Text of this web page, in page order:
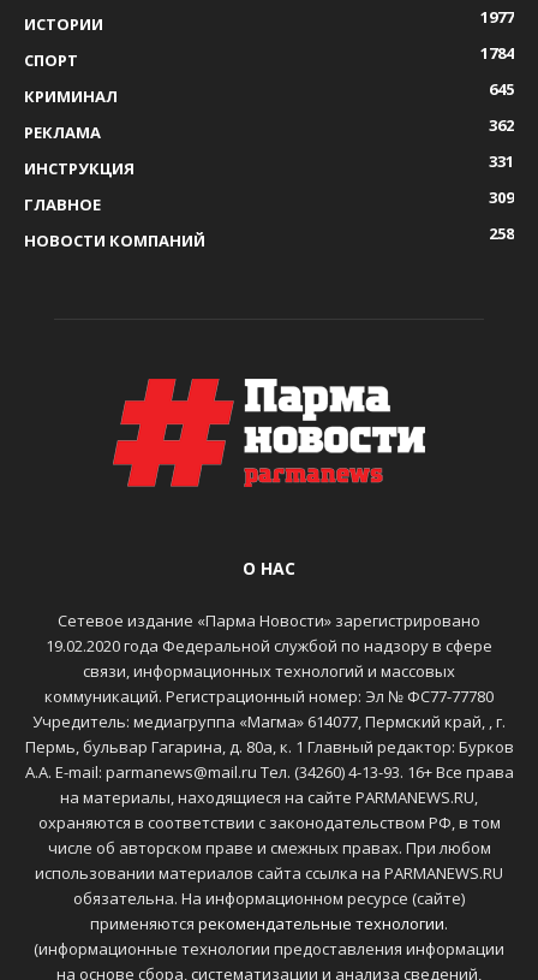
ИСТОРИИ
1977
СПОРТ
1784
КРИМИНАЛ
645
РЕКЛАМА
362
ИНСТРУКЦИЯ
331
ГЛАВНОЕ
309
НОВОСТИ КОМПАНИЙ
258
О НАС
Сетевое издание «Парма Новости» зарегистрировано
19.02.2020 года Федеральной службой по надзору в сфере
связи, информационных технологий и массовых
коммуникаций. Регистрационный номер: Эл № ФС77-77780
Учредитель: медиагруппа «Магма» 614077, Пермский край, , г.
Пермь, бульвар Гагарина, д. 80а, к. 1 Главный редактор: Бурков
А.А. E-mail: parmanews@mail.ru Тел. (34260) 4-13-93. 16+ Все права
на материалы, находящиеся на сайте PARMANEWS.RU,
охраняются в соответствии с законодательством РФ, в том
числе об авторском праве и смежных правах. При любом
использовании материалов сайта ссылка на PARMANEWS.RU
обязательна. На информационном ресурсе (сайте)
применяются рекомендательные технологии.
(информационные технологии предоставления информации
на основе сбора, систематизации и анализа сведений,